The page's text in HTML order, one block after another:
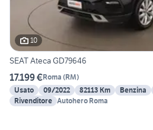
10
SEAT Ateca GD79646
17.199 €Roma (RM)
Usato
09/2022 82113 Km Benzina
Rivenditore Autohero Roma